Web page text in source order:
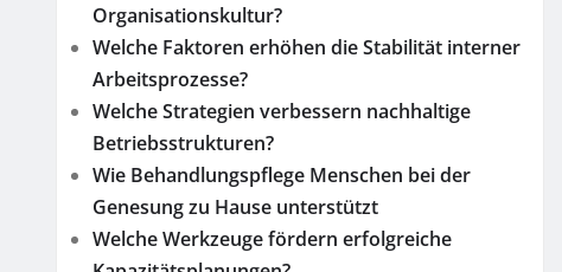
Organisationskultur?
Welche Faktoren erhöhen die Stabilität interner
Arbeitsprozesse?
Welche Strategien verbessern nachhaltige
Betriebsstrukturen?
Wie Behandlungspflege Menschen bei der
Genesung zu Hause unterstützt
Welche Werkzeuge fördern erfolgreiche